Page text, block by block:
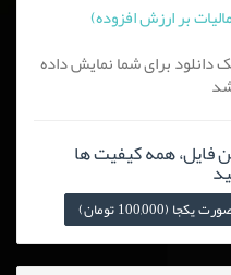
برای شما نمایش داده
فایل، همه کیفیت ها
تومان)